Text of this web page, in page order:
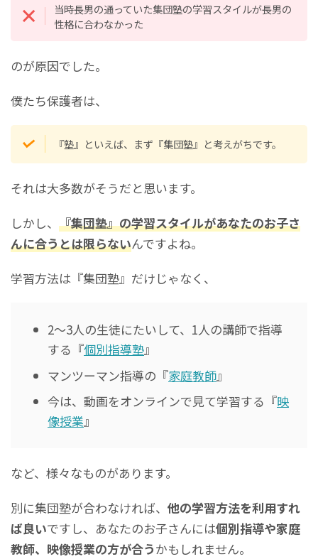
当時長男の通っていた集団塾の学習スタイルが長男の
性格に合わなかった
のが原因でした。
僕たち保護者は、
『塾』といえば、まず『集団塾』と考えがちです。
それは大多数がそうだと思います。
しかし、 『集団塾』の学習スタイルがあなたのお子さ
んに合うとは限らないんですよね。
学習方法は『集団塾』だけじゃなく、
2～3人の生徒にたいして、1人の講師で指導
する『個別指導塾』
マンツーマン指導の『家庭教師』
今は、動画をオンラインで見て学習する『映
像授業』
など、様々なものがあります。
別に集団塾が合わなければ、 他の学習方法を利用すれ
ば良いですし、あなたのお子さんには個別指導や家庭
教師、映像授業の方が合うかもしれません。